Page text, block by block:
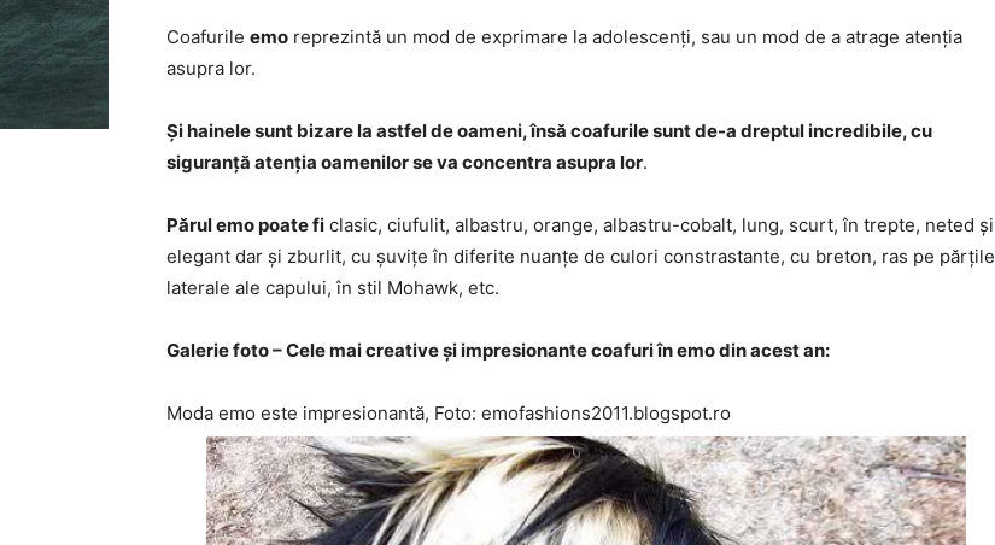
Coafurile emo reprezintă un mod de exprimare la adolescenți, sau un mod de a atrage atenția
asupra lor.
Și hainele sunt bizare la astfel de oameni, însă coafurile sunt de-a dreptul incredibile, cu
siguranță atenția oamenilor se va concentra asupra lor.
Părul emo poate fi clasic, ciufulit, albastru, orange, albastru-cobalt, lung, scurt, în trepte, neted și
elegant dar și zburlit, cu șuvițe în diferite nuanțe de culori constrastante, cu breton, ras pe părțile
laterale ale capului, în stil Mohawk, etc.
Galerie foto – Cele mai creative și impresionante coafuri în emo din acest an:
Moda emo este impresionantă, Foto: emofashions2011.blogspot.ro